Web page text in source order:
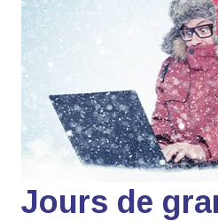
Jours de